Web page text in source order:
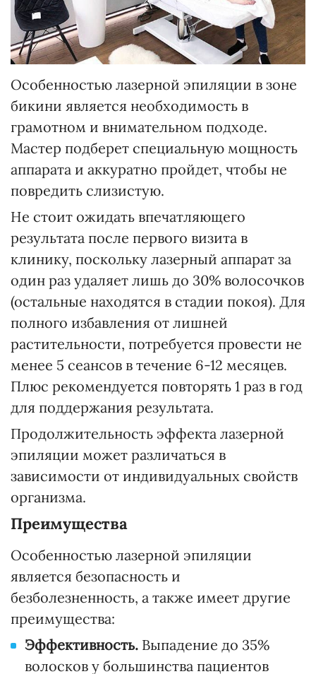
Особенностью лазерной эпиляции в зоне
бикини является необходимость в
грамотном и внимательном подходе.
Мастер подберет специальную мощность
аппарата и аккуратно пройдет, чтобы не
повредить слизистую.
Не стоит ожидать впечатляющего
результата после первого визита в
клинику, поскольку лазерный аппарат за
один раз удаляет лишь до 30% волосочков
(остальные находятся в стадии покоя). Для
полного избавления от лишней
растительности, потребуется провести не
менее 5 сеансов в течение 6-12 месяцев.
Плюс рекомендуется повторять 1 раз в год
для поддержания результата.
Продолжительность эффекта лазерной
эпиляции может различаться в
зависимости от индивидуальных свойств
организма.
Преимущества
Особенностью лазерной эпиляции
является безопасность и
безболезненность, а также имеет другие
преимущества:
Эффективность. Выпадение до 35%
волосков у большинства пациентов